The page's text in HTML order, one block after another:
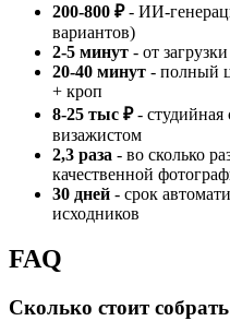
200-800 ₽- ИИ-
вариантов)
2-5 минут - от
20-40 минут - полный
+ кроп
8-25 тыс ₽- студийная
визажистом
2,3 раза - во сколько
качественной
30 дней - срок
исходников
FAQ
Сколько стоит